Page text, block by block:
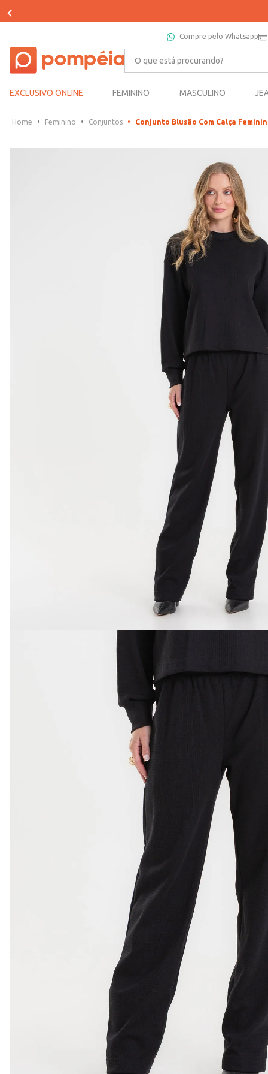
Compre pelo Whatsapp
O que está procurando?
EXCLUSIVO ONLINE FEMININO MASCULINO
Feminino Conjuntos Conjunto Blusão Com Calça